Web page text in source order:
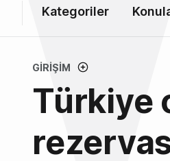
Kategoriler
GIRIŞIM
Türkiye